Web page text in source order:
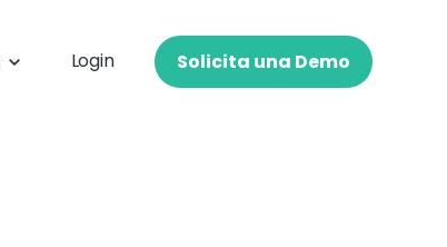
Login Solicita una Demo